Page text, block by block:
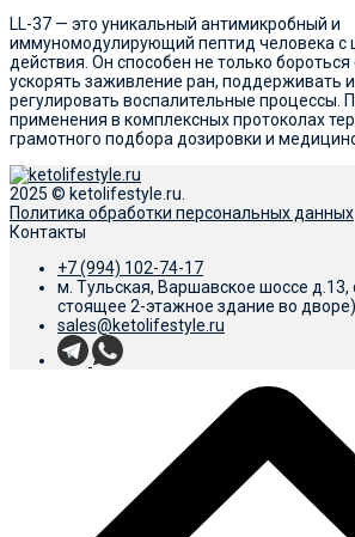
LL-37 — это уникальный антимикробный и
иммуномодулирующий пептид человека с
действия. Он способен не только
ускорять заживление ран, поддерживать
регулировать воспалительные процессы.
применения в комплексных протоколах
грамотного подбора дозировки и
2025 © ketolifestyle.ru.
Политика обработки персональных данных
Контакты
+7 (994) 102-74-17
м. Тульская, Варшавское шоссе д.13,
стоящее 2-этажное здание во дворе)
sales@ketolifestyle.ru